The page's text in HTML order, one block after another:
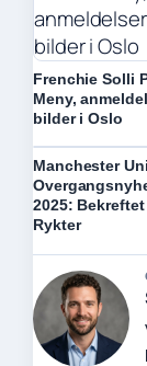
Frenchie Solli
Meny,
bilder i Oslo
Manchester
2025: Bekreftet
Rykter